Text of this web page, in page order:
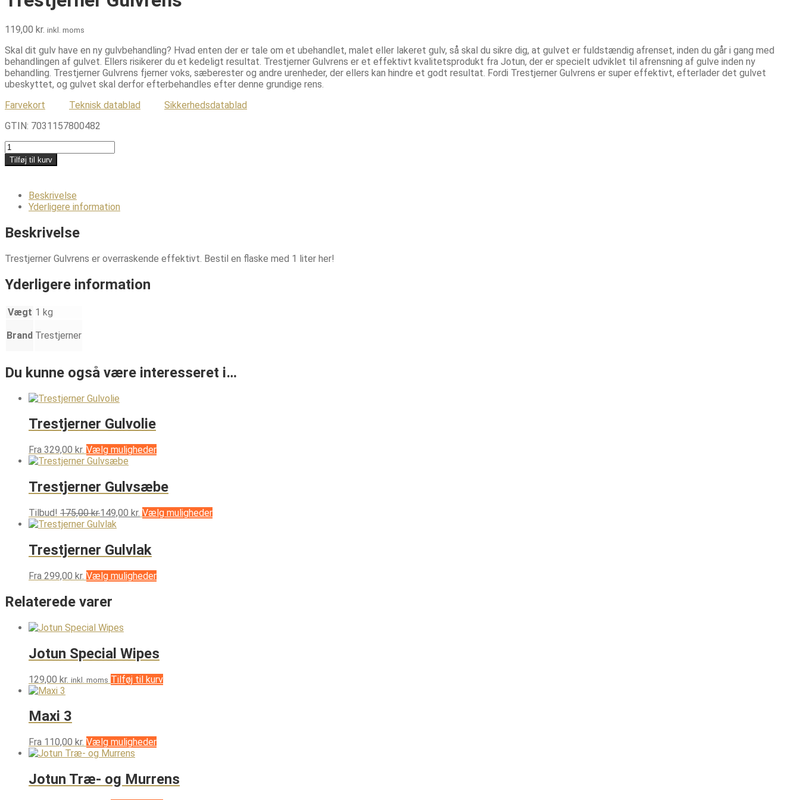
119,00 kr. inkl. moms
Skal dit gulv have en ny gulvbehandling? Hvad enten der er tale om et ubehandlet, malet eller lakeret gulv, så skal du sikre dig, at gulvet er fuldstændig afrenset, inden du går i gang med
behandlingen af gulvet. Ellers risikerer du et kedeligt resultat. Trestjerner Gulvrens er et effektivt kvalitetsprodukt fra Jotun, der er specielt udviklet til afrensning af gulve inden ny
behandling. Trestjerner Gulvrens fjerner voks, sæberester og andre urenheder, der ellers kan hindre et godt resultat. Fordi Trestjerner Gulvrens er super effektivt, efterlader det gulvet
ubeskyttet, og gulvet skal derfor efterbehandles efter denne grundige rens.
Farvekort
Teknisk datablad
Sikkerhedsdatablad
GTIN: 7031157800482
Trestjerner
Gulvrens
antal
Tilføj til kurv
Beskrivelse
Yderligere information
Beskrivelse
Trestjerner Gulvrens er overraskende effektivt. Bestil en flaske med 1 liter her!
Yderligere information
Vægt 1 kg
Brand Trestjerner
Du kunne også være interesseret i…
Trestjerner Gulvolie
Fra 329,00 kr. Vælg mulighederDette
flere
varianter.
Mulighederne
kan
Trestjerner Gulvsæbe
Tilbud! 175,00kr.149,00 kr. Vælg mulighederDette
Trestjerner Gulvlak
Fra 299,00 kr. Vælg mulighederDette
vælges
varesiden
Relaterede varer
Jotun Special Wipes
129,00 kr. inkl. moms Tilføj til kurv
Maxi 3
Fra 110,00 kr. Vælg mulighederDette
flere
varianter.
Jotun Træ- og Murrens